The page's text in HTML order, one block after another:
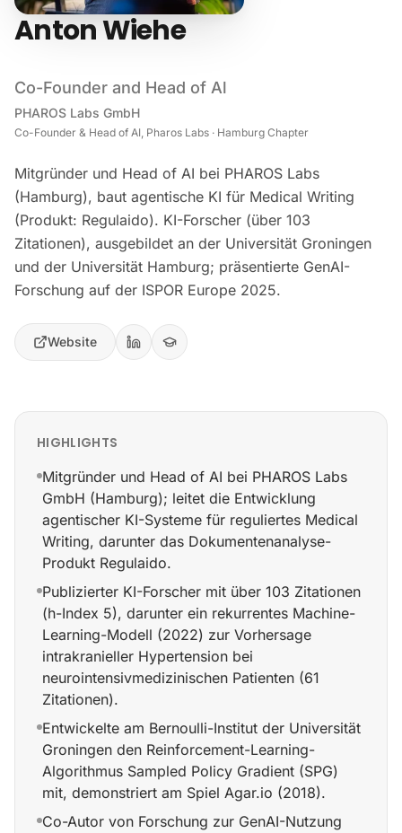
Anton Wiehe
Co-Founder and Head of Al
PHAROS Labs GmbH
Co-Founder & Head of AI, Pharos Labs · Hamburg Chapter
Mitgründer und Head of AI bei PHAROS Labs
(Hamburg), baut agentische KI für Medical Writing
(Produkt: Regulaido). KI-Forscher (über 103
Zitationen), ausgebildet an der Universität Groningen
und der Universität Hamburg; präsentierte GenAI-
Forschung auf der ISPOR Europe 2025.
Website
HIGHLIGHTS
Mitgründer und Head of AI bei PHAROS Labs
GmbH (Hamburg); leitet die Entwicklung
agentischer KI-Systeme für reguliertes Medical
Writing, darunter das Dokumentenanalyse-
Produkt Regulaido.
Publizierter KI-Forscher mit über 103 Zitationen
(h-Index 5), darunter ein rekurrentes Machine-
Learning-Modell (2022) zur Vorhersage
intrakranieller Hypertension bei
neurointensivmedizinischen Patienten (61
Zitationen).
Entwickelte am Bernoulli-Institut der Universität
Groningen den Reinforcement-Learning-
Algorithmus Sampled Policy Gradient (SPG)
mit, demonstriert am Spiel Agar.io (2018).
Co-Autor von Forschung zur GenAI-Nutzung